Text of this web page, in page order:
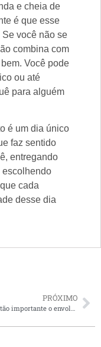
e cheia de
é que esse
você não se
combina com
Você pode
ou até
para alguém
é um dia único
faz sentido
entregando
escolhendo
cada
desse dia
PRÓXIMO
Por que é tão importante o envolvimento do noivo em todos os processos do casamento?